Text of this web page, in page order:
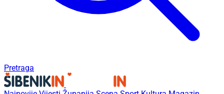
Pretraga